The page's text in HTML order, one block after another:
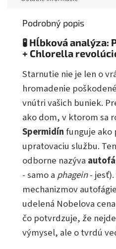
Podrobný popis
🧪 Hĺbková analýza:
+ Chlorella
Starnutie nie je len o
hromadenie
vnútri vašich buniek.
ako dom, v ktorom sa
Spermidínfunguje ako
upratovaciu službu.
odborne nazýva
- samo a phagein- jesť).
mechanizmov
udelená Nobelova
čo potvrdzuje, že
výmysel, ale o tvrdú